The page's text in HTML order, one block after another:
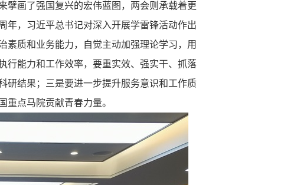
擘画了强国复兴的宏伟蓝图，两会则承载着更
年，习近平总书记对深入开展学雷锋活动作出
素质和业务能力，自觉主动加强理论学习，用
行能力和工作效率，要重实效、强实干、抓落
研结果；三是要进一步提升服务意识和工作质
点马院贡献青春力量。